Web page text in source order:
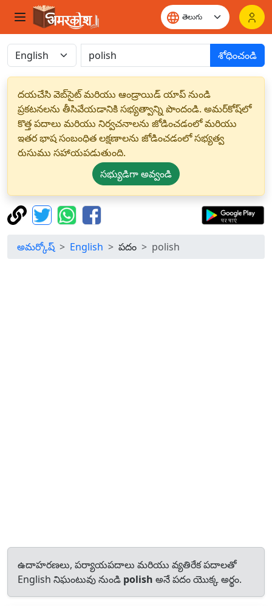
శోధించండి
దయచేసి వెబ్‌సైట్ మరియు ఆండ్రాయిడ్ యాప్ నుండి
ప్రకటనలను తీసివేయడానికి సభ్యత్వాన్ని పొందండి. అమర్‌కోష్‌లో
కొత్త పదాలు మరియు నిర్వచనాలను జోడించడంలో మరియు
ఇతర భాష సంబంధిత లక్షణాలను జోడించడంలో సభ్యత్వ
రుసుము సహాయపడుతుంది.
సభ్యుడిగా అవ్వండి
అమర్కోష్ English పదం polish
ఉదాహరణలు, పర్యాయపదాలు మరియు వ్యతిరేక పదాలతో
English నిఘంటువు నుండి polish అనే పదం యొక్క అర్థం.